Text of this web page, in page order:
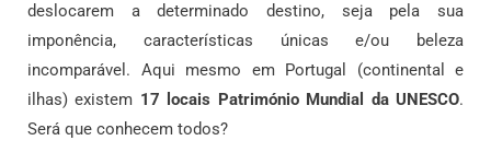
deslocarem a determinado destino, seja pela sua
imponência, características únicas e/ou beleza
incomparável. Aqui mesmo em Portugal (continental e
ilhas) existem 17 locais Património Mundial da UNESCO.
Será que conhecem todos?